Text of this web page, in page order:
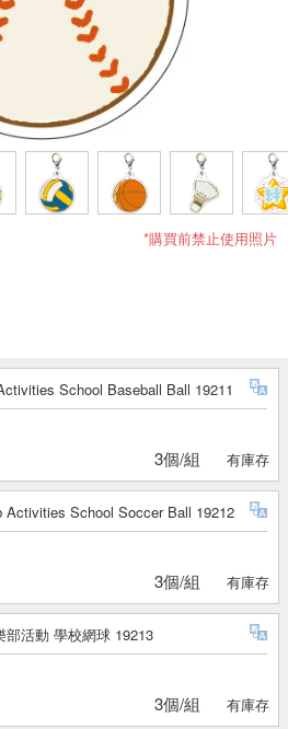
*購買前禁止使用照片
School Baseball Ball 19211
3個/組 有庫存
Activities School Soccer Ball 19212
3個/組 有庫存
活動 學校網球 19213
3個/組 有庫存